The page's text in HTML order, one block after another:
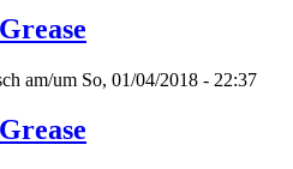
am/um So, 01/04/2018 - 22:37